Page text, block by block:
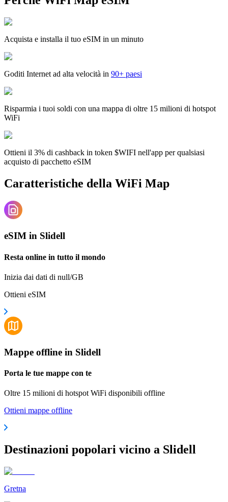
Acquista e installa il tuo eSIM in un minuto
Goditi Internet ad alta velocità in 90+ paesi
Risparmia i tuoi soldi con una mappa di oltre 15 milioni di hotspot
WiFi
Ottieni il 3% di cashback in token $WIFI nell'app per qualsiasi
acquisto di pacchetto eSIM
Caratteristiche della WiFi Map
eSIM in Slidell
Resta online in tutto il mondo
Inizia dai dati di null/GB
Ottieni eSIM
Mappe offline in Slidell
Porta le tue mappe con te
Oltre 15 milioni di hotspot WiFi disponibili offline
Ottieni mappe offline
Destinazioni popolari vicino a Slidell
Gretna